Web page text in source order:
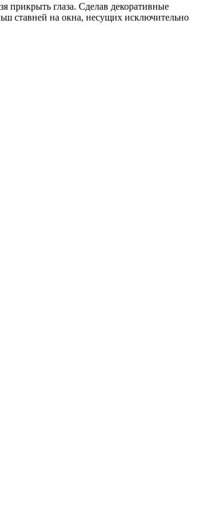
прикрыть глаза. Сделав декоративные
ставней на окна, несущих исключительно